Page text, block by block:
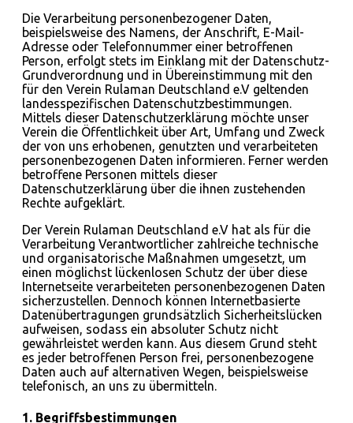
Die Verarbeitung personenbezogener Daten,
beispielsweise des Namens, der Anschrift, E-Mail-
Adresse oder Telefonnummer einer betroffenen
Person, erfolgt stets im Einklang mit der Datenschutz-
Grundverordnung und in Übereinstimmung mit den
für den Verein Rulaman Deutschland e.V geltenden
landesspezifischen Datenschutzbestimmungen.
Mittels dieser Datenschutzerklärung möchte unser
Verein die Öffentlichkeit über Art, Umfang und Zweck
der von uns erhobenen, genutzten und verarbeiteten
personenbezogenen Daten informieren. Ferner werden
betroffene Personen mittels dieser
Datenschutzerklärung über die ihnen zustehenden
Rechte aufgeklärt.
Der Verein Rulaman Deutschland e.V hat als für die
Verarbeitung Verantwortlicher zahlreiche technische
und organisatorische Maßnahmen umgesetzt, um
einen möglichst lückenlosen Schutz der über diese
Internetseite verarbeiteten personenbezogenen Daten
sicherzustellen. Dennoch können Internetbasierte
Datenübertragungen grundsätzlich Sicherheitslücken
aufweisen, sodass ein absoluter Schutz nicht
gewährleistet werden kann. Aus diesem Grund steht
es jeder betroffenen Person frei, personenbezogene
Daten auch auf alternativen Wegen, beispielsweise
telefonisch, an uns zu übermitteln.
1. Begriffsbestimmungen